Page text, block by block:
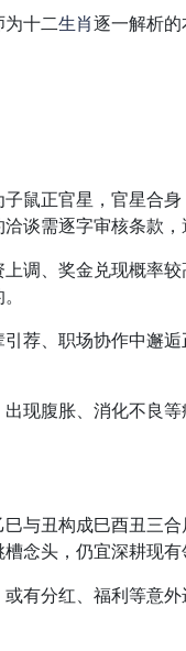
为十二生肖逐一解析
鼠正官星， 官星合
谈需逐字审核条款
上调、奖金兑现概率
引荐、职场协作中邂
出现腹胀、消化不良
与丑构成巳酉丑三
念头，仍宜深耕现
或有分红、福利等意